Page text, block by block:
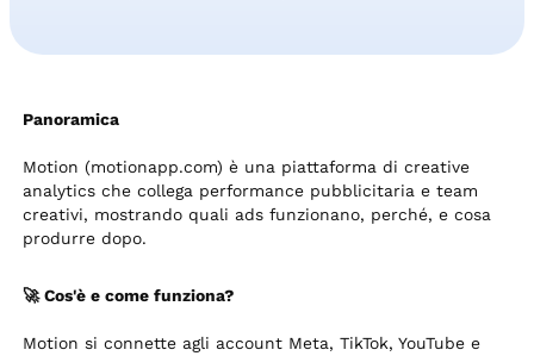
Panoramica
Motion (motionapp.com) è una piattaforma di creative
analytics che collega performance pubblicitaria e team
creativi, mostrando quali ads funzionano, perché, e cosa
produrre dopo.
🚀 Cos'è e come funziona?
Motion si connette agli account Meta, TikTok, YouTube e